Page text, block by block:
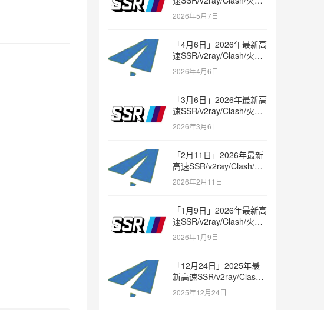
节点免费分享
2026年5月7日
「4月6日」2026年最新高
速SSR/v2ray/Clash/火箭
节点免费分享
2026年4月6日
「3月6日」2026年最新高
速SSR/v2ray/Clash/火箭
节点免费分享
2026年3月6日
「2月11日」2026年最新
高速SSR/v2ray/Clash/火
箭节点免费分享
2026年2月11日
「1月9日」2026年最新高
速SSR/v2ray/Clash/火箭
节点免费分享
2026年1月9日
「12月24日」2025年最
新高速SSR/v2ray/Clash/
火箭节点免费分享
2025年12月24日